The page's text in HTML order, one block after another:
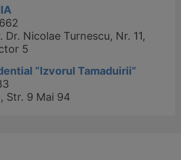
Dr. Nicolae Turnescu, Nr. 11,
5
“Izvorul Tamaduirii”
Str. 9 Mai 94